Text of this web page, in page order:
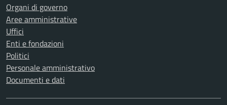
Organi di governo
Aree amministrative
Uffici
Enti e fondazioni
Politici
Personale amministrativo
Documenti e dati